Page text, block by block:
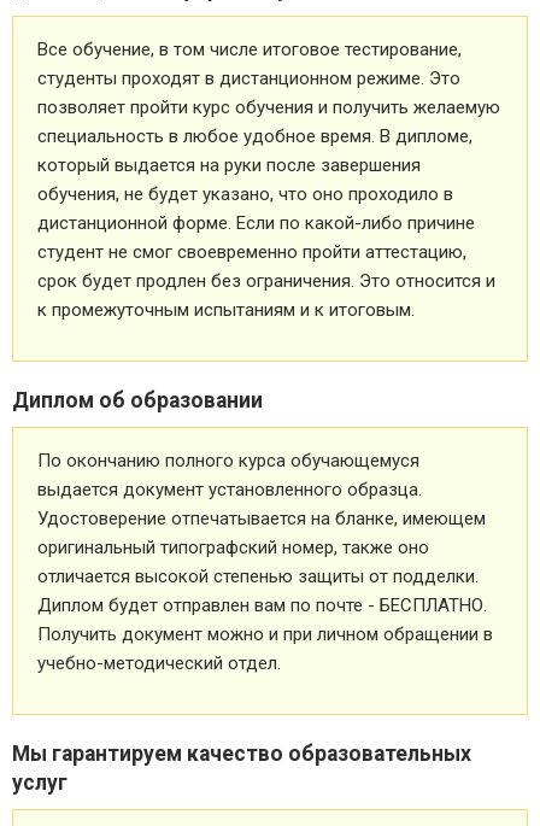
Все обучение, в том числе итоговое тестирование,
студенты проходят в дистанционном режиме. Это
позволяет пройти курс обучения и получить желаемую
специальность в любое удобное время. В дипломе,
который выдается на руки после завершения
обучения, не будет указано, что оно проходило в
дистанционной форме. Если по какой-либо причине
студент не смог своевременно пройти аттестацию,
срок будет продлен без ограничения. Это относится и
к промежуточным испытаниям и к итоговым.
Диплом об образовании
По окончанию полного курса обучающемуся
выдается документ установленного образца.
Удостоверение отпечатывается на бланке, имеющем
оригинальный типографский номер, также оно
отличается высокой степенью защиты от подделки.
Диплом будет отправлен вам по почте - БЕСПЛАТНО.
Получить документ можно и при личном обращении в
учебно-методический отдел.
Мы гарантируем качество образовательных
услуг